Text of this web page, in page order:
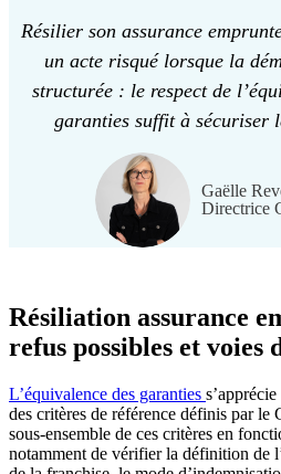
Résilier son assurance
un acte risqué lorsque la
structurée : le respect de
garanties suffit à sécuriser
Gaëlle
Directrice
Résiliation assurance
refus possibles et voies
L’équivalence des garanties
des critères de référence définis par le
sous-ensemble de ces critères en
notamment de vérifier la définition de